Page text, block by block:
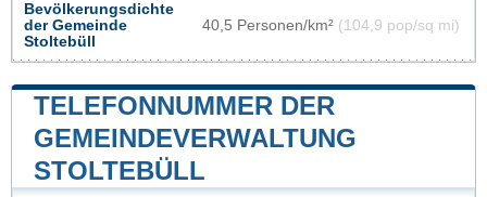
Bevölkerungsdichte
der Gemeinde
Stoltebüll
40,5 Personen/km² (104,9 pop/sq mi)
TELEFONNUMMER DER
GEMEINDEVERWALTUNG
STOLTEBÜLL